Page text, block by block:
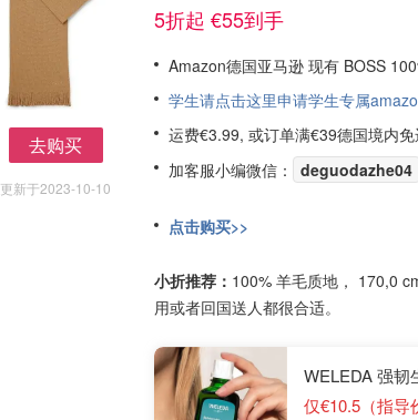
去购买
更新于2023-10-10
5折起 €55到手
Amazon德国亚马逊 现有 BOSS
学生请点击这里申请学生专属
运费€3.99, 或订单满€39德国境内免
加客服小编微信：
deguodazhe04
点击购买>>
小折推荐： 100% 羊毛质地， 170,0
用或者回国送人都很合适。
WELEDA 强韧
仅€10.5（指导